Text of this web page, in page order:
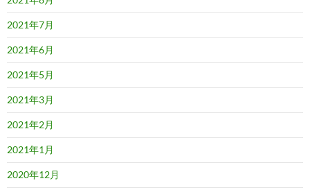
2021年7月
2021年6月
2021年5月
2021年3月
2021年2月
2021年1月
2020年12月